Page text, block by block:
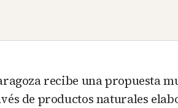
recibe una propuesta
de productos naturales